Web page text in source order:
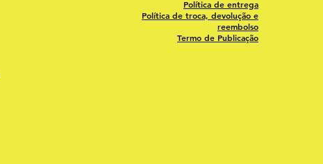
Política de entrega
Política de troca, devolução e
reembolso
Termo de Publicação